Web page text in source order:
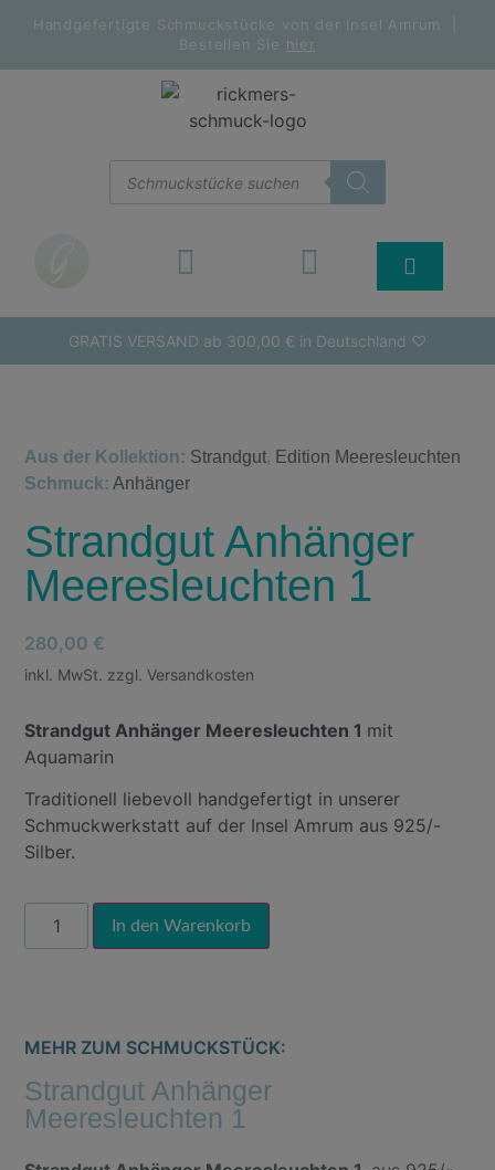
Handgefertigte Schmuckstücke von der Insel Amrum |
Bestellen Sie hier
GRATIS VERSAND ab 300,00 € in Deutschland ♡
Aus der Kollektion: Strandgut, Edition Meeresleuchten
Schmuck: Anhänger
Strandgut Anhänger
Meeresleuchten 1
280,00 €
inkl. MwSt. zzgl. Versandkosten
Strandgut Anhänger Meeresleuchten 1 mit
Aquamarin
Traditionell liebevoll handgefertigt in unserer
Schmuckwerkstatt auf der Insel Amrum aus 925/-
Silber.
In den Warenkorb
MEHR ZUM SCHMUCKSTÜCK:
Strandgut Anhänger
Meeresleuchten 1